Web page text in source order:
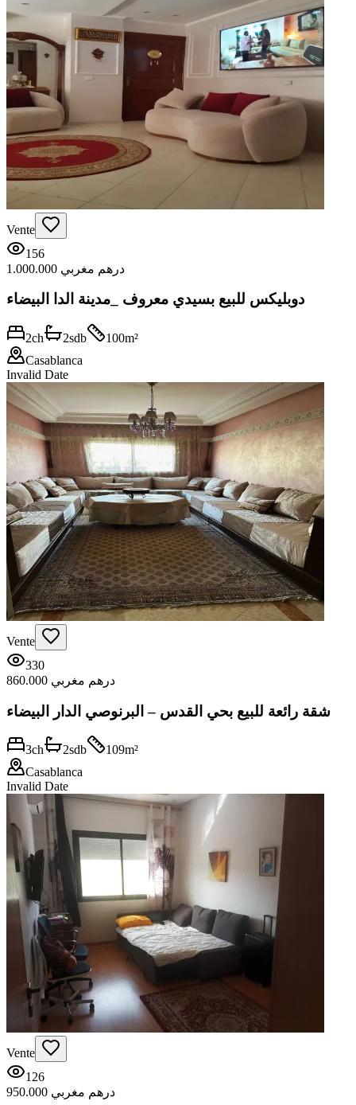
Vente
156
1.000.000 درهم مغربي
دوبليكس للبيع بسيدي معروف _مدينة الدا البيضاء
2ch 2sdb 100m²
Casablanca
Invalid Date
Vente
330
860.000 درهم مغربي
شقة رائعة للبيع بحي القدس – البرنوصي الدار البيضاء
3ch 2sdb 109m²
Casablanca
Invalid Date
Vente
126
950.000 درهم مغربي